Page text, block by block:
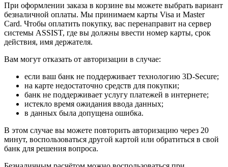
При оформлении заказа в корзине вы можете выбрать вариант
безналичной оплаты. Мы принимаем карты Visa и Master
Card. Чтобы оплатить покупку, вас перенаправит на сервер
системы ASSIST, где вы должны ввести номер карты, срок
действия, имя держателя.
Вам могут отказать от авторизации в случае:
если ваш банк не поддерживает технологию 3D-Secure;
на карте недостаточно средств для покупки;
банк не поддерживает услугу платежей в интернете;
истекло время ожидания ввода данных;
в данных была допущена ошибка.
В этом случае вы можете повторить авторизацию через 20
минут, воспользоваться другой картой или обратиться в свой
банк для решения вопроса.